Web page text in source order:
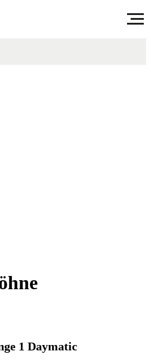
1 Daymatic